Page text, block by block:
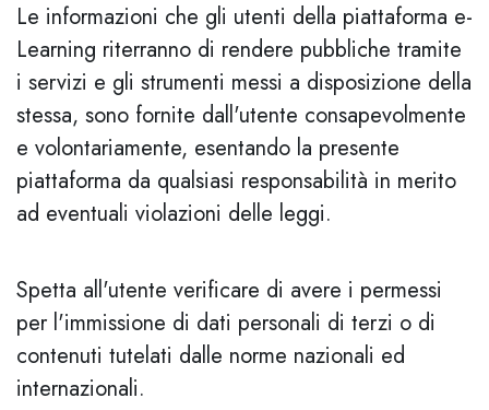
Le informazioni che gli utenti della piattaforma e-
Learning riterranno di rendere pubbliche tramite
i servizi e gli strumenti messi a disposizione della
stessa, sono fornite dall'utente consapevolmente
e volontariamente, esentando la presente
piattaforma da qualsiasi responsabilità in merito
ad eventuali violazioni delle leggi.
Spetta all'utente verificare di avere i permessi
per l'immissione di dati personali di terzi o di
contenuti tutelati dalle norme nazionali ed
internazionali.